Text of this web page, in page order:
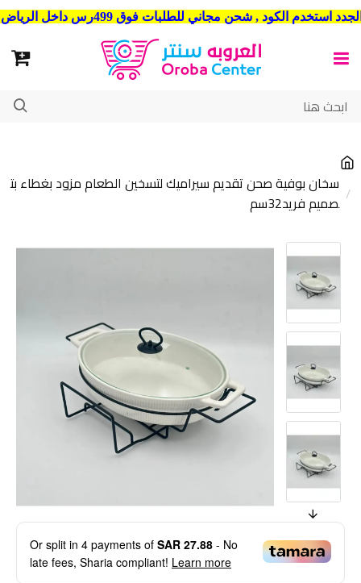
شحن مجاني للطلبات فوق 499رس داخل الرياض . وشحن الي جميع مدن المملكة العربية السعودية
سخان بوفية صحن تقديم سيراميك لتسخين الطعام مزود بغطاء بت
صميم فريد32سم
Or split in 4 payments of SAR 27.88 - No
late fees, Sharia compliant! Learn more